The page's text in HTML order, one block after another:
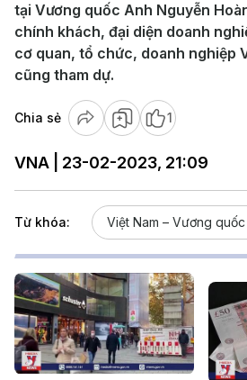
tại Vương quốc Anh Nguyễn
chính khách, đại diện doanh
cơ quan, tổ chức, doanh nghiệp
cũng tham dự.
Chia sẻ 1
VNA | 23-02-2023, 21:09
Từ khóa: Việt Nam – Vương quốc